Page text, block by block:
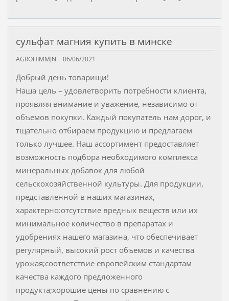
сульфат магния купить в минске
AGROHIMMJN 06/06/2021
Добрый день товарищи!
Наша цель – удовлетворить потребности клиента,
проявляя внимание и уважение, независимо от
объемов покупки. Каждый покупатель нам дорог, и
тщательно отбираем продукцию и предлагаем
только лучшее. Наш ассортимент предоставляет
возможность подбора необходимого комплекса
минеральных добавок для любой
сельскохозяйственной культуры. Для продукции,
представленной в наших магазинах,
характерно:отсутствие вредных веществ или их
минимальное количество в препаратах и
удобрениях нашего магазина, что обеспечивает
регулярный, высокий рост объемов и качества
урожая;соответствие европейским стандартам
качества каждого предложенного
продукта;хорошие цены по сравнению с